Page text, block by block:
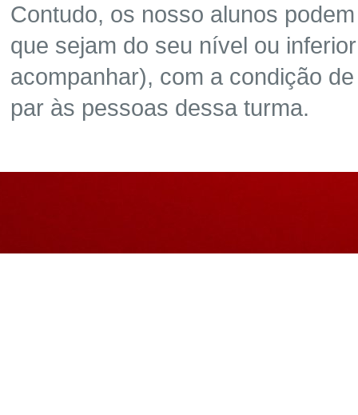
Contudo, os nosso alunos
que sejam do seu nível ou
acompanhar), com a condição
par às pessoas dessa turma.